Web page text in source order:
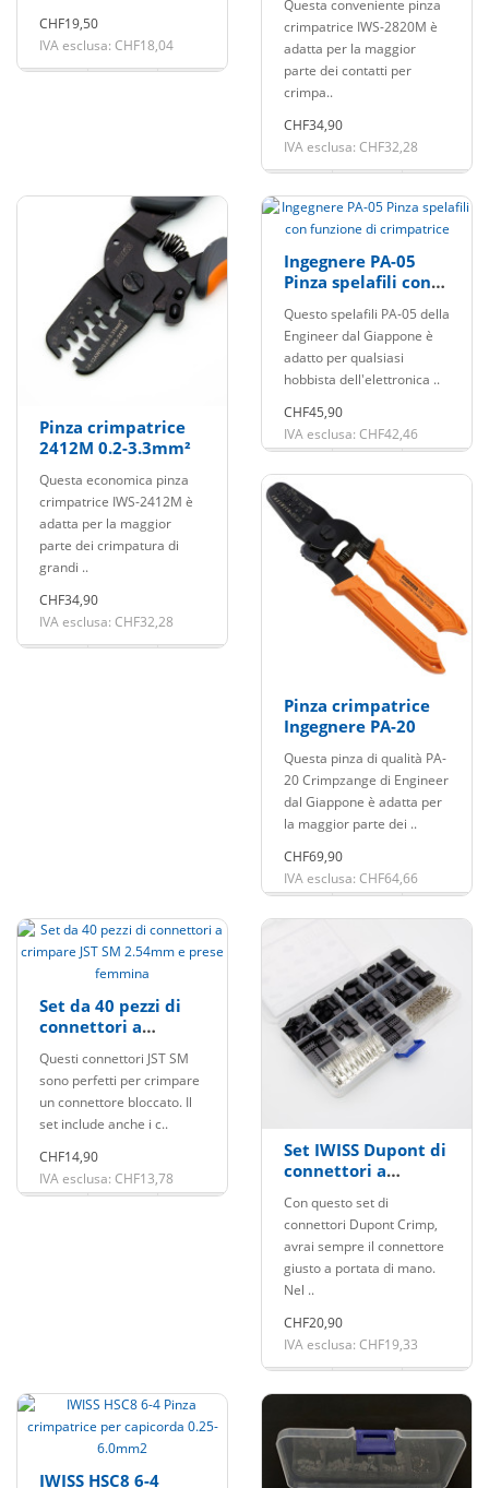
CHF19,50
IVA esclusa: CHF18,04
Questa conveniente pinza
crimpatrice IWS-2820M è
adatta per la maggior
parte dei contatti per
crimpa..
CHF34,90
IVA esclusa: CHF32,28
Pinza crimpatrice
2412M 0.2-3.3mm²
Questa economica pinza
crimpatrice IWS-2412M è
adatta per la maggior
parte dei crimpatura di
grandi ..
CHF34,90
IVA esclusa: CHF32,28
Ingegnere PA-05
Pinza spelafili con
crimpatrice
Questo spelafili PA-05 della
Engineer dal Giappone è
adatto per qualsiasi
hobbista dell'elettronica ..
CHF45,90
IVA esclusa: CHF42,46
Pinza crimpatrice
Ingegnere PA-20
Questa pinza di qualità PA-
20 Crimpzange di Engineer
dal Giappone è adatta per
la maggior parte dei ..
CHF69,90
IVA esclusa: CHF64,66
Set da 40 pezzi di
connettori a
2.54mm e prese
femmina
Questi connettori JST SM
sono perfetti per crimpare
un connettore bloccato. Il
set include anche i c..
CHF14,90
IVA esclusa: CHF13,78
Set IWISS Dupont di
connettori a
620 pezzi.
Con questo set di
connettori Dupont Crimp,
avrai sempre il connettore
giusto a portata di mano.
Nel ..
CHF20,90
IVA esclusa: CHF19,33
IWISS HSC8 6-4